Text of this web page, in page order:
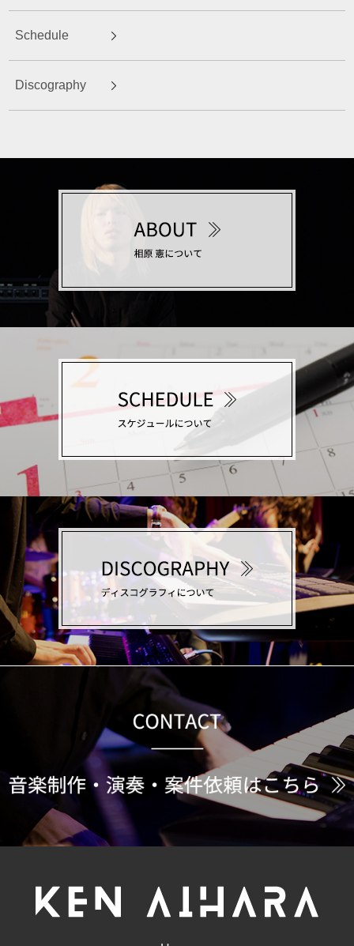
Schedule
Discography